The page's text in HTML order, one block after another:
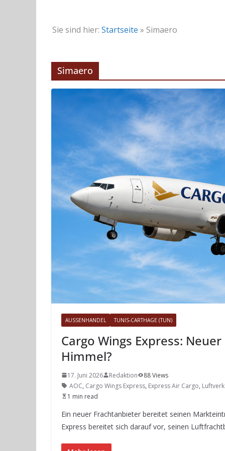
Sie sind hier: Startseite » Simaero
Simaero
AUSSENHANDEL TUNIS-CARTHAGE (TUN)
Cargo Wings Express:
Himmel?
17. Juni 2026 Redaktion
88 Views
AOC, Cargo Wings Express, Express Air Cargo,
1 min read
Ein neuer Frachtanbieter bereitet seinen
Express bereitet sich darauf vor, seinen